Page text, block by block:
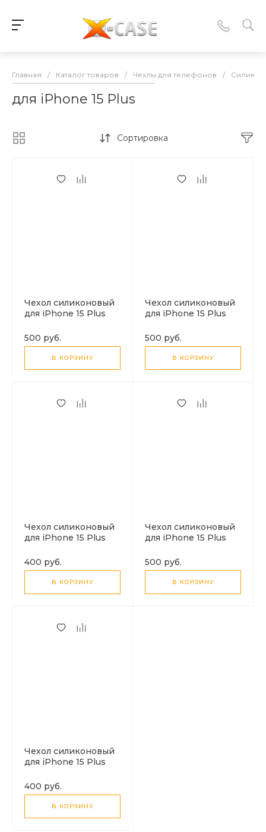
Главная / Каталог товаров / Чехлы для телефонов /
для iPhone 15 Plus
Сортировка
Чехол силиконовый
для iPhone 15 Plus
карты, X-CASE,
прозрачный
500 руб.
В КОРЗИНУ
Чехол силиконовый
для iPhone 15 Plus
карты, с защитой
камеры, X-CASE,
затемненный
500 руб.
В КОРЗИНУ
Чехол силиконовый
для iPhone 15 Plus
с защитой камеры, X-
CASE, прозрачный
400 руб.
В КОРЗИНУ
Чехол силиконовый
для iPhone 15 Plus
защитой камеры, X-
CASE, черный
500 руб.
В КОРЗИНУ
Чехол силиконовый
для iPhone 15 Plus
прозрачный
400 руб.
В КОРЗИНУ